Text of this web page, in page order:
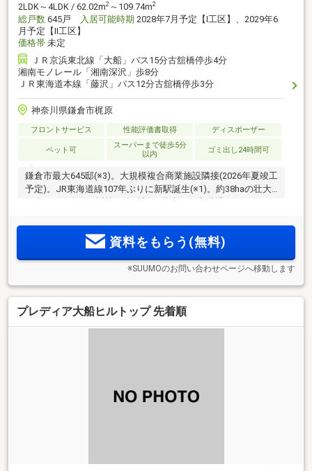
2LDK～4LDK / 62.02m2 ～109.74m2
総戸数 645戸 入居可能時期 2028年7月予定【I工区】、2029年6
月予定【II工区】
価格帯 未定
ＪＲ京浜東北線「大船」バス15分古舘橋停歩4分
湘南モノレール「湘南深沢」歩8分
ＪＲ東海道本線「藤沢」バス12分古舘橋停歩3分
神奈川県鎌倉市梶原
フロントサービス 性能評価書取得 ディスポーザー
ペット可
スーパーまで徒歩5分
以内
ゴミ出し24時間可
鎌倉市最大645邸(※3)。大規模複合商業施設隣接(2026年夏竣工
予定)。JR東海道線107年ぶりに新駅誕生(※1)。約38haの壮大
資料をもらう(無料)
※SUUMOのお問い合わせページへ移動します
プレディア大船ヒルトップ 先着順